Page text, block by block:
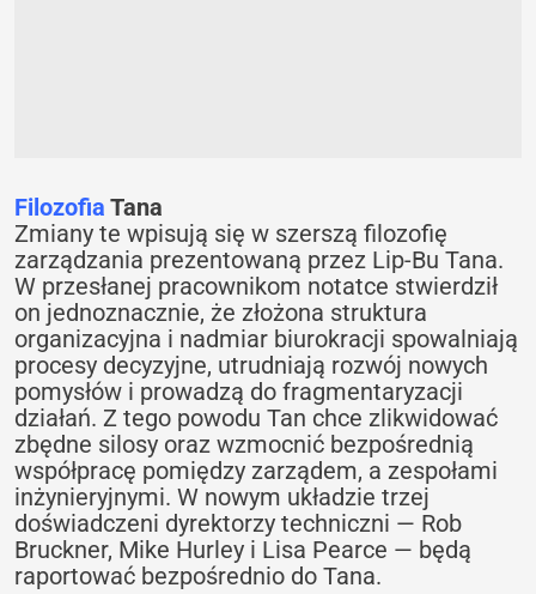
Filozofia Tana
Zmiany te wpisują się w szerszą filozofię
zarządzania prezentowaną przez Lip-Bu Tana.
W przesłanej pracownikom notatce stwierdził
on jednoznacznie, że złożona struktura
organizacyjna i nadmiar biurokracji spowalniają
procesy decyzyjne, utrudniają rozwój nowych
pomysłów i prowadzą do fragmentaryzacji
działań. Z tego powodu Tan chce zlikwidować
zbędne silosy oraz wzmocnić bezpośrednią
współpracę pomiędzy zarządem, a zespołami
inżynieryjnymi. W nowym układzie trzej
doświadczeni dyrektorzy techniczni — Rob
Bruckner, Mike Hurley i Lisa Pearce — będą
raportować bezpośrednio do Tana.